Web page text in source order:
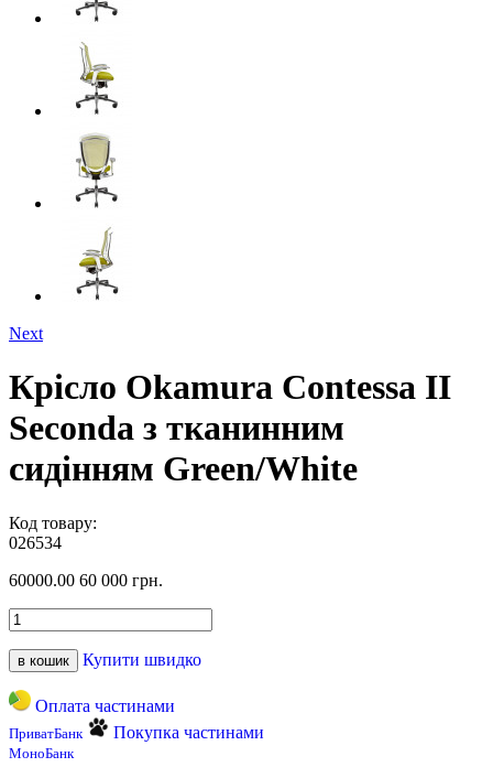
Next
Крісло Okamura Contessa II
Seconda з тканинним
сидінням Green/White
Код товару:
026534
60000.00 60 000 грн.
в кошик Купити швидко
Оплата частинами
ПриватБанк Покупка частинами
МоноБанк